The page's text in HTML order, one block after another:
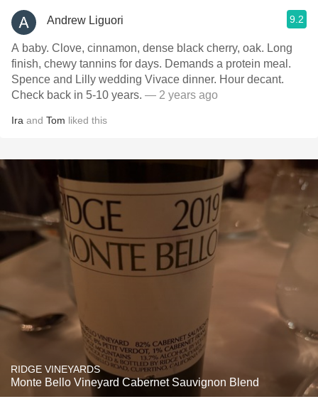
Andrew Liguori 9.2
A baby. Clove, cinnamon, dense black cherry, oak. Long
finish, chewy tannins for days. Demands a protein meal.
Spence and Lilly wedding Vivace dinner. Hour decant.
Check back in 5-10 years. — 2 years ago
Ira and Tom liked this
RIDGE VINEYARDS
Monte Bello Vineyard Cabernet Sauvignon Blend